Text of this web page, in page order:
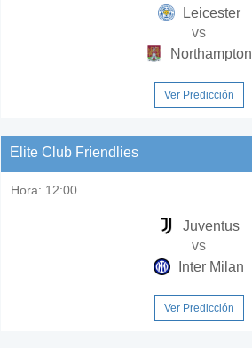
Leicester
vs
Northampton
Ver Predicción
Elite Club Friendlies
Hora: 12:00
Juventus
vs
Inter Milan
Ver Predicción